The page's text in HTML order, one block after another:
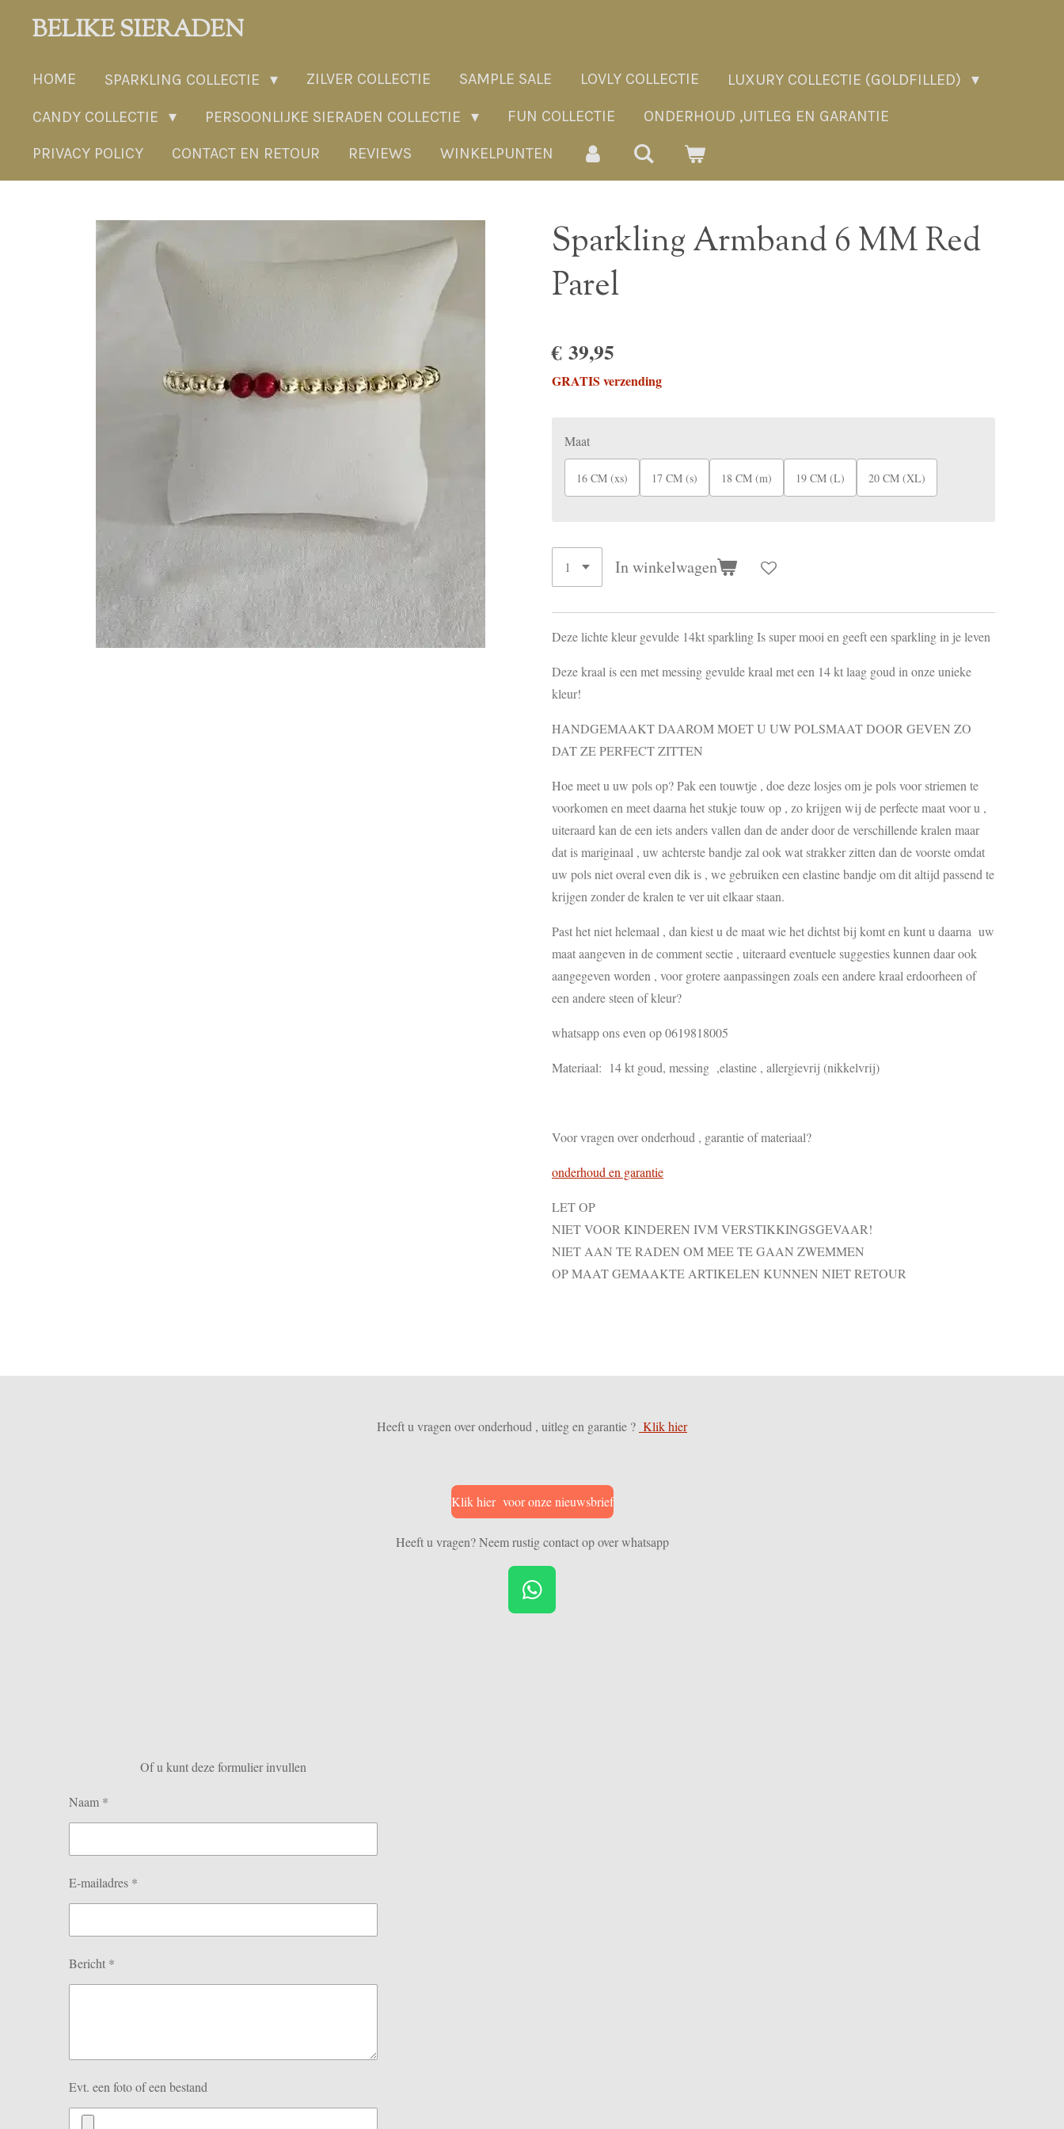
directBELIKE SIERADEN
HOME SPARKLING COLLECTIE ZILVER COLLECTIE SAMPLE SALE LOVLY COLLECTIE LUXURY COLLECTIE (GOLDFILLED)
CANDY COLLECTIE PERSOONLIJKE SIERADEN COLLECTIE FUN COLLECTIE ONDERHOUD ,UITLEG EN GARANTIE
PRIVACY POLICY CONTACT EN RETOUR REVIEWS WINKELPUNTEN
Sparkling Armband 6 MM Red
Parel
€ 39,95
GRATIS verzending
Maat
16 CM (xs) 17 CM (s) 18 CM (m) 19 CM (L) 20 CM (XL)
In winkelwagen
Deze lichte kleur gevulde 14kt sparkling Is super mooi en geeft een sparkling in je leven
Deze kraal is een met messing gevulde kraal met een 14 kt laag goud in onze unieke
kleur!
HANDGEMAAKT DAAROM MOET U UW POLSMAAT DOOR GEVEN ZO
DAT ZE PERFECT ZITTEN
Hoe meet u uw pols op? Pak een touwtje , doe deze losjes om je pols voor striemen te
voorkomen en meet daarna het stukje touw op , zo krijgen wij de perfecte maat voor u ,
uiteraard kan de een iets anders vallen dan de ander door de verschillende kralen maar
dat is mariginaal , uw achterste bandje zal ook wat strakker zitten dan de voorste omdat
uw pols niet overal even dik is , we gebruiken een elastine bandje om dit altijd passend te
krijgen zonder de kralen te ver uit elkaar staan.
Past het niet helemaal , dan kiest u de maat wie het dichtst bij komt en kunt u daarna uw
maat aangeven in de comment sectie , uiteraard eventuele suggesties kunnen daar ook
aangegeven worden , voor grotere aanpassingen zoals een andere kraal erdoorheen of
een andere steen of kleur?
whatsapp ons even op 0619818005
Materiaal: 14 kt goud, messing ,elastine , allergievrij (nikkelvrij)
Voor vragen over onderhoud , garantie of materiaal?
onderhoud en garantie
LET OP
NIET VOOR KINDEREN IVM VERSTIKKINGSGEVAAR!
NIET AAN TE RADEN OM MEE TE GAAN ZWEMMEN
OP MAAT GEMAAKTE ARTIKELEN KUNNEN NIET RETOUR
Heeft u vragen over onderhoud , uitleg en garantie ? Klik hier
Klik hier voor onze nieuwsbrief
Heeft u vragen? Neem rustig contact op over whatsapp
W
h
Of u kunt deze formulier invullen
Naam *
E-mailadres *
Bericht *
Evt. een foto of een bestand